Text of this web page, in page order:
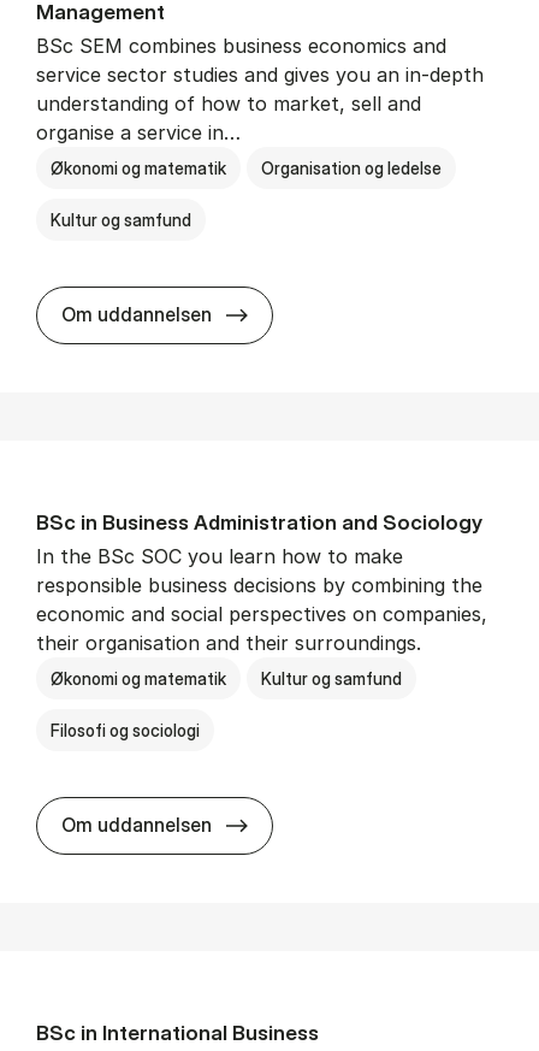
Man­age­ment
BSc SEM combines business economics and
service sector studies and gives you an in-depth
understanding of how to market, sell and
organise a service in…
Økonomi og matematik Organisation og ledelse
Kultur og samfund
Om uddannelsen BSc in Busi­ness Ad­min­is­tra­tion
BSc in Busi­ness Ad­min­is­tra­tion and So­ci­ology
In the BSc SOC you learn how to make
responsible business decisions by combining the
economic and social perspectives on companies,
their organisation and their surroundings.
Økonomi og matematik Kultur og samfund
Filosofi og sociologi
Om uddannelsen BSc in Busi­ness Ad­min­is­tra­tion
BSc in In­ter­na­tion­al Busi­ness